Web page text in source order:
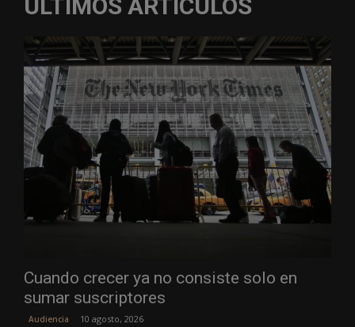
ÚLTIMOS ARTÍCULOS
Cuando crecer ya no consiste solo en
sumar suscriptores
Audiencia 10 agosto, 2026